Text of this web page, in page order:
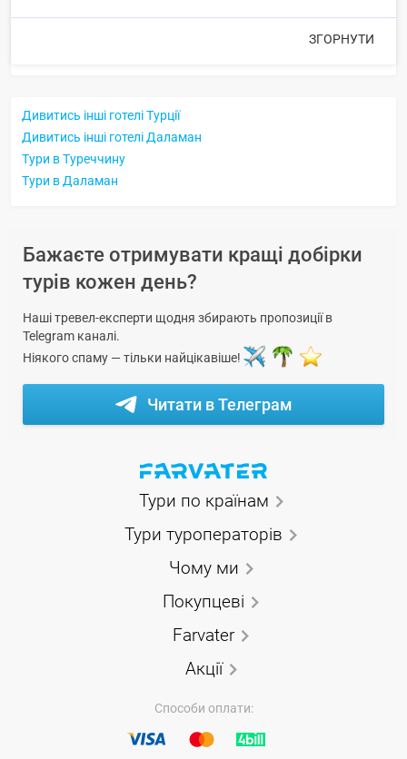
ЗГОРНУТИ
Дивитись інші готелі Турції
Дивитись інші готелі Даламан
Тури в Туреччину
Тури в Даламан
Бажаєте отримувати кращі добірки
турів кожен день?
Наші тревел-експерти щодня збирають пропозиції в
Telegram каналі.
Ніякого спаму — тільки найцікавіше!
Читати в Телеграм
Тури по країнам
Тури туроператорів
Чому ми
Покупцеві
Farvater
Акції
Способи оплати: